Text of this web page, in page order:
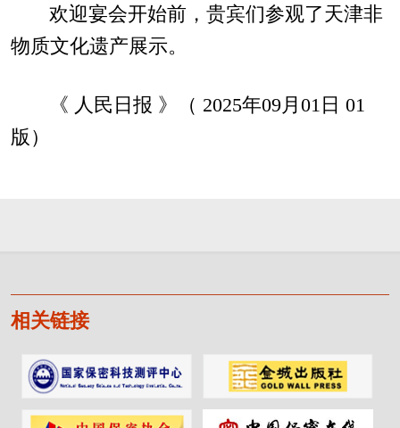
欢迎宴会开始前，贵宾们参观了天津非
物质文化遗产展示。
《 人民日报 》（ 2025年09月01日 01
版）
相关链接